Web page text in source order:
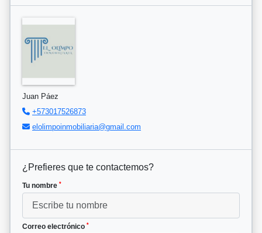
Juan Páez
+573017526873
elolimpoinmobiliaria@gmail.com
¿Prefieres que te contactemos?
Tu nombre *
Correo electrónico *